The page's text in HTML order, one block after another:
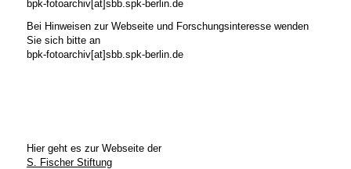
bpk-fotoarchiv[at]sbb.spk-berlin.de
Bei Hinweisen zur Webseite und Forschungsinteresse wenden
Sie sich bitte an
bpk-fotoarchiv[at]sbb.spk-berlin.de
Hier geht es zur Webseite der
S. Fischer Stiftung